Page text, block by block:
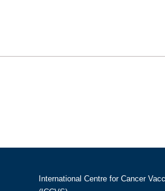
International Centre for Cancer